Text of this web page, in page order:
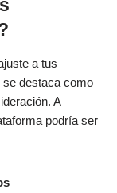
a tus
se destaca como
A
podría ser